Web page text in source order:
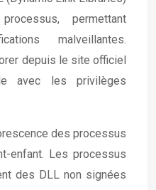
permettant
malveillantes.
depuis le site officiel
avec les privilèges
des processus
enfant. Les processus
des DLL non signées